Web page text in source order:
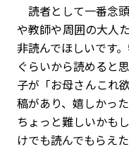
読者として一番念
や教師や周囲の大人
非読んでほしいです
ぐらいから読めると
子が「お母さんこれ
稿があり、嬉しかっ
ちょっと難しいかも
けでも読んでもらえ